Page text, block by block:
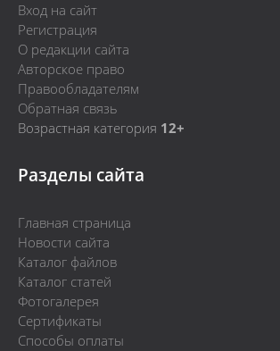
Вход на сайт
Регистрация
О редакции сайта
Авторское право
Правообладателям
Обратная связь
Возрастная категория 12+
Разделы сайта
Главная страница
Новости сайта
Каталог файлов
Каталог статей
Фотогалерея
Сертификаты
Способы оплаты